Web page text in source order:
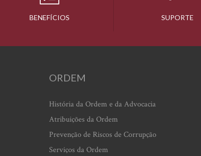
BENEFÍCIOS SUPORTE
ORDEM
História da Ordem e da Advocacia
Atribuições da Ordem
Prevenção de Riscos de Corrupção
Serviços da Ordem